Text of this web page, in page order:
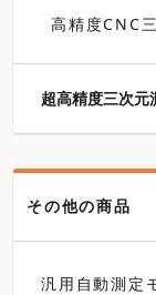
高精度CNC
超高精度三次元
その他の商品
汎用自動測定